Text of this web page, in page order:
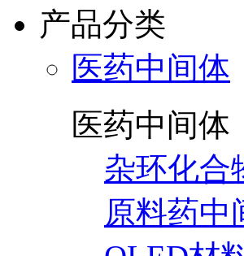
产品分类
医药中间体
医药中间体
杂环化合
原料药中